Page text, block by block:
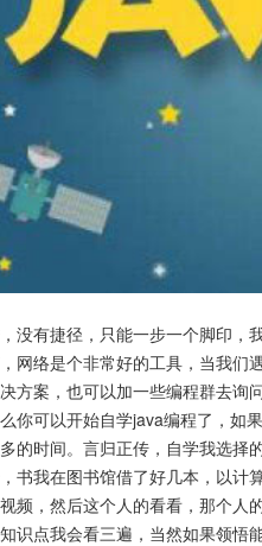
没有捷径，只能一步一个脚印，
网络是个非常好的工具，当我
方案，也可以加一些编程群去
你可以开始自学java编程了，如
的时间。言归正传，自学我选
书我在图书馆借了好几本，以计
频，然后这个人的看看，那个
识点我会看三遍，当然如果领悟